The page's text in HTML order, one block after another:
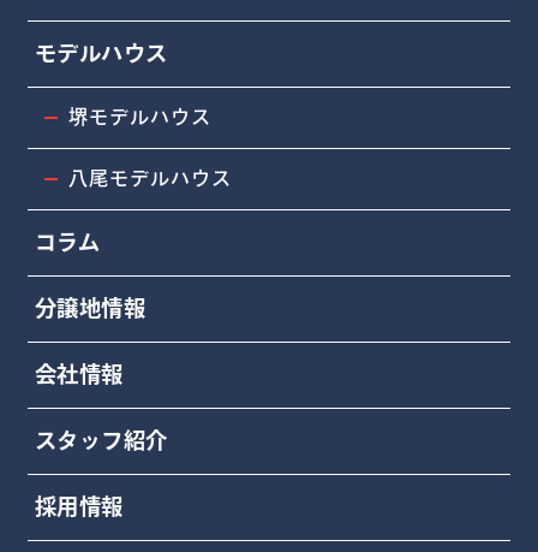
モデルハウス
堺モデルハウス
八尾モデルハウス
コラム
分譲地情報
会社情報
スタッフ紹介
採用情報